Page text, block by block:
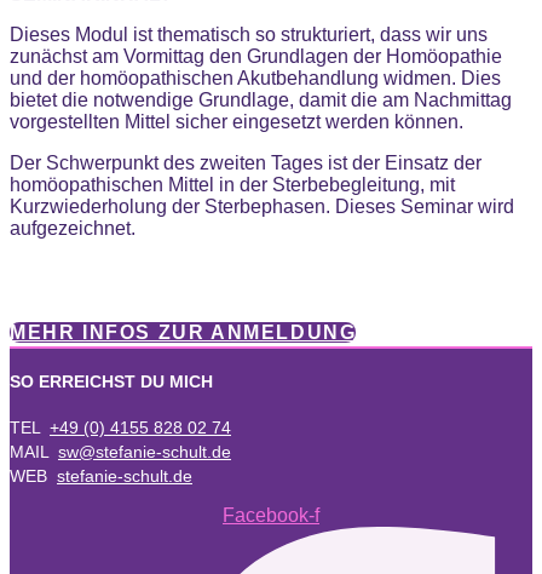
Dieses Modul ist thematisch so strukturiert, dass wir uns
zunächst am Vormittag den Grundlagen der Homöopathie
und der homöopathischen Akutbehandlung widmen. Dies
bietet die notwendige Grundlage, damit die am Nachmittag
vorgestellten Mittel sicher eingesetzt werden können.
Der Schwerpunkt des zweiten Tages ist der Einsatz der
homöopathischen Mittel in der Sterbebegleitung, mit
Kurzwiederholung der Sterbephasen. Dieses Seminar wird
aufgezeichnet.
MEHR INFOS ZUR ANMELDUNG
SO ERREICHST DU MICH
TEL +49 (0) 4155 828 02 74
MAIL sw@stefanie-schult.de
WEB stefanie-schult.de
Facebook-f